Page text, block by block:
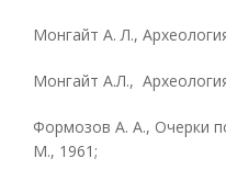
Монгайт А. Л.,
Монгайт А.Л.,
Формозов А. А., Очерки
М., 1961;